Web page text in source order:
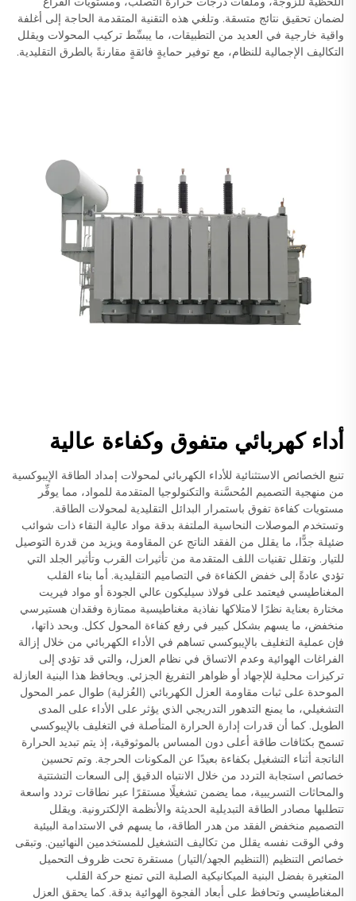
لضمان تحقيق نتائج متسقة. وتلغي هذه التقنية المتقدمة الحاجة إلى أغلفة
واقية خارجية في العديد من التطبيقات، ما يبسِّط تركيب المحولات ويقلل
التكاليف الإجمالية للنظام، مع توفير حمايةٍ فائقةٍ مقارنةً بالطرق التقليدية.
أداء كهربائي متفوق وكفاءة عالية
تنبع الخصائص الاستثنائية للأداء الكهربائي لمحولات إمداد الطاقة الإيبوكسية
من منهجية التصميم المُحسَّنة والتكنولوجيا المتقدمة للمواد، مما يوفِّر
مستويات كفاءة تفوق باستمرار البدائل التقليدية لمحولات الطاقة.
وتستخدم الموصلات النحاسية الملتفة بدقة مواد عالية النقاء ذات شوائب
ضئيلة جدًّا، ما يقلل من الفقد الناتج عن المقاومة ويزيد من قدرة التوصيل
للتيار. وتقلل تقنيات اللف المتقدمة من تأثيرات القرب وتأثير الجلد التي
تؤدي عادةً إلى خفض الكفاءة في التصاميم التقليدية. أما بناء القلب
المغناطيسي فيعتمد على فولاذ سيليكون عالي الجودة أو مواد فيريت
مختارة بعناية نظرًا لامتلاكها نفاذية مغناطيسية ممتازة وفقدان هستيرسي
منخفض، ما يسهم بشكل كبير في رفع كفاءة المحول ككل. وبحد ذاتها،
فإن عملية التغليف بالإيبوكسي تساهم في الأداء الكهربائي من خلال إزالة
الفراغات الهوائية وعدم الاتساق في نظام العزل، والتي قد تؤدي إلى
تركيزات محلية للإجهاد أو ظواهر التفريغ الجزئي. ويحافظ هذا البنية العازلة
الموحدة على ثبات مقاومة العزل الكهربائي (العُزلية) طوال عمر المحول
التشغيلي، ما يمنع التدهور التدريجي الذي يؤثر على الأداء على المدى
الطويل. كما أن قدرات إدارة الحرارة المتأصلة في التغليف بالإيبوكسي
تسمح بكثافات طاقة أعلى دون المساس بالموثوقية، إذ يتم تبديد الحرارة
الناتجة أثناء التشغيل بكفاءة بعيدًا عن المكونات الحرجة. وتم تحسين
خصائص استجابة التردد من خلال الانتباه الدقيق إلى السعات التشتتية
والمحاثات التسريبية، مما يضمن تشغيلًا مستقرًا عبر نطاقات تردد واسعة
تتطلبها مصادر الطاقة التبديلية الحديثة والأنظمة الإلكترونية. ويقلل
التصميم منخفض الفقد من هدر الطاقة، ما يسهم في الاستدامة البيئية
وفي الوقت نفسه يقلل من تكاليف التشغيل للمستخدمين النهائيين. وتبقى
خصائص التنظيم (التنظيم الجهد/التيار) مستقرة تحت ظروف التحميل
المتغيرة بفضل البنية الميكانيكية الصلبة التي تمنع حركة القلب
المغناطيسي وتحافظ على أبعاد الفجوة الهوائية بدقة. كما يحقق العزل